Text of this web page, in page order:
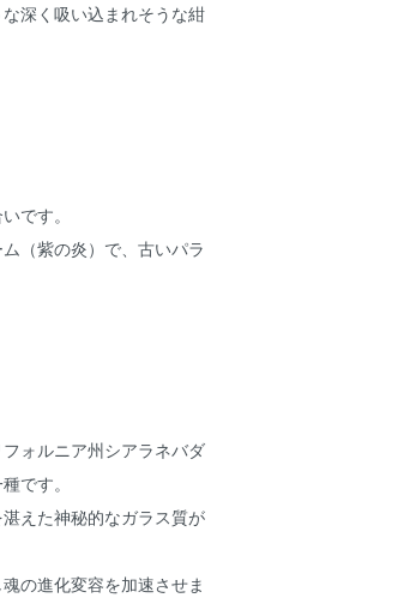
深く吸い込まれそうな紺
です。
（紫の炎）で、古いパラ
ォルニア州シアラネバダ
です。
えた神秘的なガラス質が
の進化変容を加速させま